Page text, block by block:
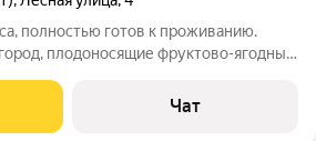
полностью готов к проживанию.
плодоносящие фруктово-ягодные
электрический котёл. Сауна.
Чат